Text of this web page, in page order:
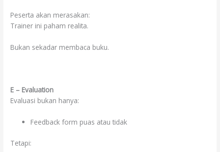
Peserta akan merasakan:
Trainer ini paham realita.
Bukan sekadar membaca buku.
E – Evaluation
Evaluasi bukan hanya:
Feedback form puas atau tidak
Tetapi: